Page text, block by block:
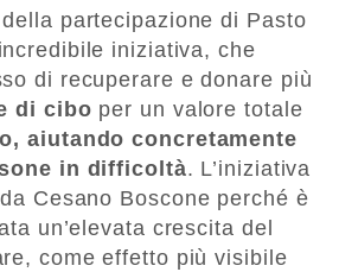
partecipazione di Pasto
iniziativa, che
di recuperare e donare più
di cibo per un valore totale
aiutando concretamente
in difficoltà. L’iniziativa
Cesano Boscone perché è
un’elevata crescita del
come effetto più visibile